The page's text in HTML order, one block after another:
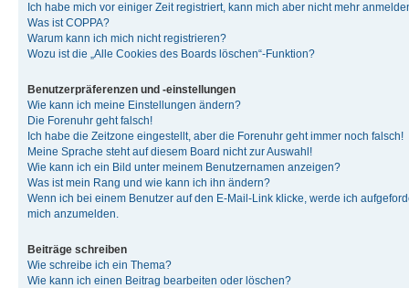
Ich habe mich vor einiger Zeit registriert, kann mich aber nicht mehr
Was ist COPPA?
Warum kann ich mich nicht registrieren?
Wozu ist die „Alle Cookies des Boards löschen“-Funktion?
Benutzerpräferenzen und -einstellungen
Wie kann ich meine Einstellungen ändern?
Die Forenuhr geht falsch!
Ich habe die Zeitzone eingestellt, aber die Forenuhr geht immer noch falsch!
Meine Sprache steht auf diesem Board nicht zur Auswahl!
Wie kann ich ein Bild unter meinem Benutzernamen anzeigen?
Was ist mein Rang und wie kann ich ihn ändern?
Wenn ich bei einem Benutzer auf den E-Mail-Link klicke, werde ich
mich anzumelden.
Beiträge schreiben
Wie schreibe ich ein Thema?
Wie kann ich einen Beitrag bearbeiten oder löschen?